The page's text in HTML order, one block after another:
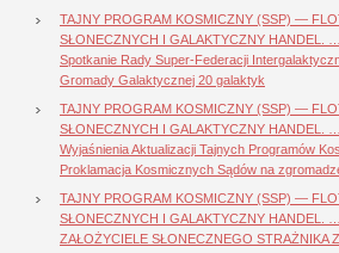
TAJNY PROGRAM KOSMICZNY (SSP) —
SŁONECZNYCH I GALAKTYCZNY HANDEL.
Spotkanie Rady Super-Federacji
Gromady Galaktycznej 20 galaktyk
TAJNY PROGRAM KOSMICZNY (SSP) —
SŁONECZNYCH I GALAKTYCZNY HANDEL.
Wyjaśnienia Aktualizacji Tajnych Programów
Proklamacja Kosmicznych Sądów na
TAJNY PROGRAM KOSMICZNY (SSP) —
SŁONECZNYCH I GALAKTYCZNY HANDEL.
ZAŁOŻYCIELE SŁONECZNEGO STRAŻNIKA